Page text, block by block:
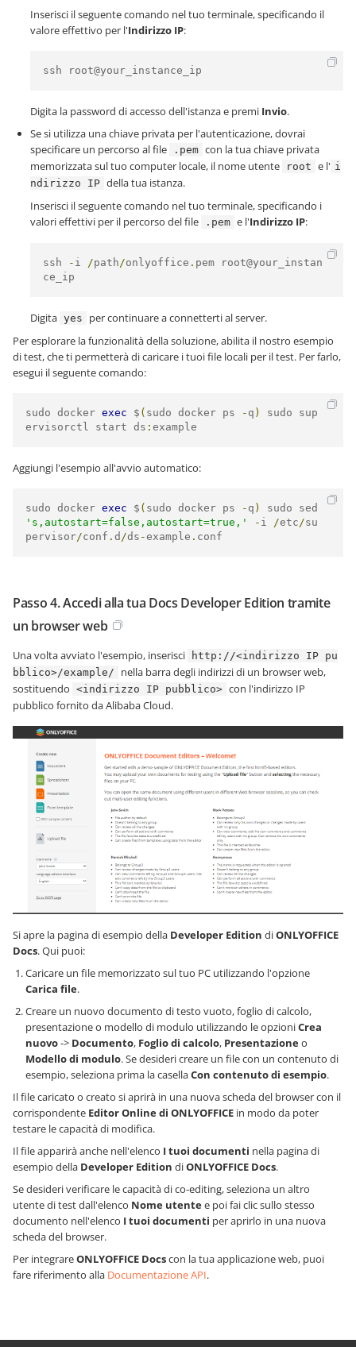
Inserisci il seguente comando nel tuo terminale, specificando il
valore effettivo per l'Indirizzo IP:
ssh root@your_instance_ip
Digita la password di accesso dell'istanza e premi Invio.
Se si utilizza una chiave privata per l'autenticazione, dovrai
specificare un percorso al file
.pem con la tua chiave privata
memorizzata sul tuo computer locale, il nome utente
root e l' i
ndirizzo IP della tua istanza.
Inserisci il seguente comando nel tuo terminale, specificando i
valori effettivi per il percorso del file
.pem e l'Indirizzo IP:
ssh - i /path /onlyoffice . pem root@your_instan
ce_ip
Digita yes
per continuare a connetterti al server.
Per esplorare la funzionalità della soluzione, abilita il nostro esempio
di test, che ti permetterà di caricare i tuoi file locali per il test. Per farlo,
esegui il seguente comando:
sudo docker exec $ ( sudo docker ps - q )
sudo sup
ervisorctl start ds : example
Aggiungi l'esempio all'avvio automatico:
sudo docker exec $ ( sudo docker ps - q )
's,autostart=false,autostart=true,'
- i /etc /su
pervisor/conf . d /ds -example . conf
Passo 4. Accedi alla tua Docs Developer Edition tramite
un browser web
Una volta avviato l'esempio, inserisci
http://<indirizzo IP pu
bblico>/example/
nella barra degli indirizzi di un browser web,
sostituendo <indirizzo IP pubblico> con l'indirizzo IP
pubblico fornito da Alibaba Cloud.
Si apre la pagina di esempio della Developer Edition diONLYOFFICE
Docs. Qui puoi:
Caricare un file memorizzato sul tuo PC utilizzando l'opzione
Carica file.
Creare un nuovo documento di testo vuoto, foglio di calcolo,
presentazione o modello di modulo utilizzando le opzioniCrea
nuovo-> Documento, Foglio di calcolo, Presentazioneo
Modello di modulo. Se desideri creare un file con un contenuto di
esempio, seleziona prima la casellaCon contenuto di esempio.
Il file caricato o creato si aprirà in una nuova scheda del browser con il
corrispondente Editor Online di ONLYOFFICE in modo da poter
testare le capacità di modifica.
Il file apparirà anche nell'elenco I tuoi documenti nella pagina di
esempio della Developer Edition diONLYOFFICE Docs.
Se desideri verificare le capacità di co-editing, seleziona un altro
utente di test dall'elenco Nome utentee poi fai clic sullo stesso
documento nell'elenco I tuoi documenti per aprirlo in una nuova
scheda del browser.
Per integrareONLYOFFICE Docscon la tua applicazione web, puoi
fare riferimento alla Documentazione API.